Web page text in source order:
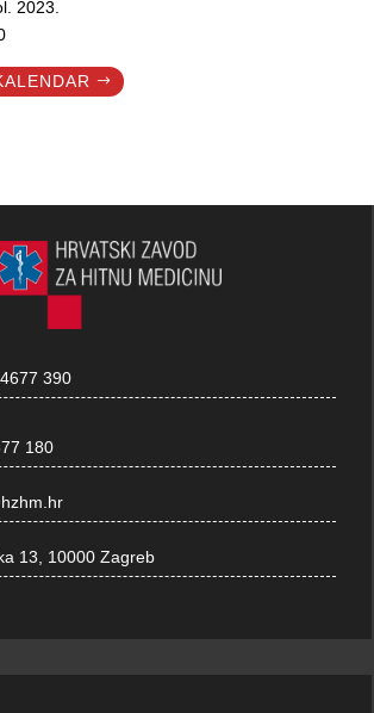
2023.
390
180
13, 10000 Zagreb